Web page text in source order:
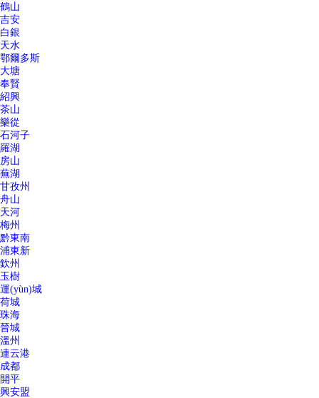
鶴山
吉安
白銀
天水
鄂爾多斯
大塘
奉賢
紹興
茶山
樂從
石河子
羅湖
房山
蕪湖
甘孜州
舟山
天河
梅州
黔東南
浦東新
欽州
玉樹
運(yùn)城
荷城
珠海
晉城
溫州
連云港
成都
開平
興安盟